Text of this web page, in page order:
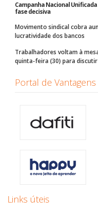
Campanha Nacional
fase decisiva
Movimento sindical cobra
lucratividade dos bancos
Trabalhadores voltam à
quinta-feira (30) para
Portal de Vantagens
Links úteis